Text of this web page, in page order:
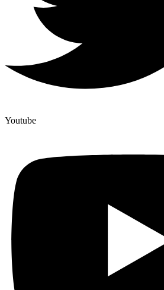
Youtube